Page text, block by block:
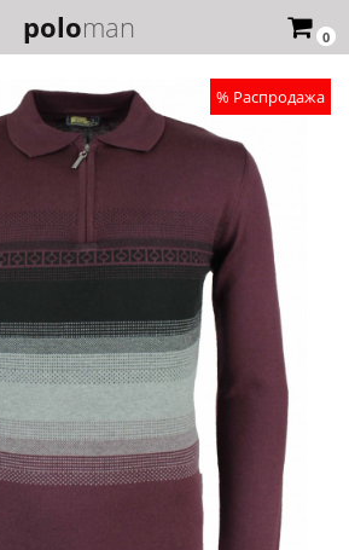
0
poloman
Топ продаж
% Распродажа